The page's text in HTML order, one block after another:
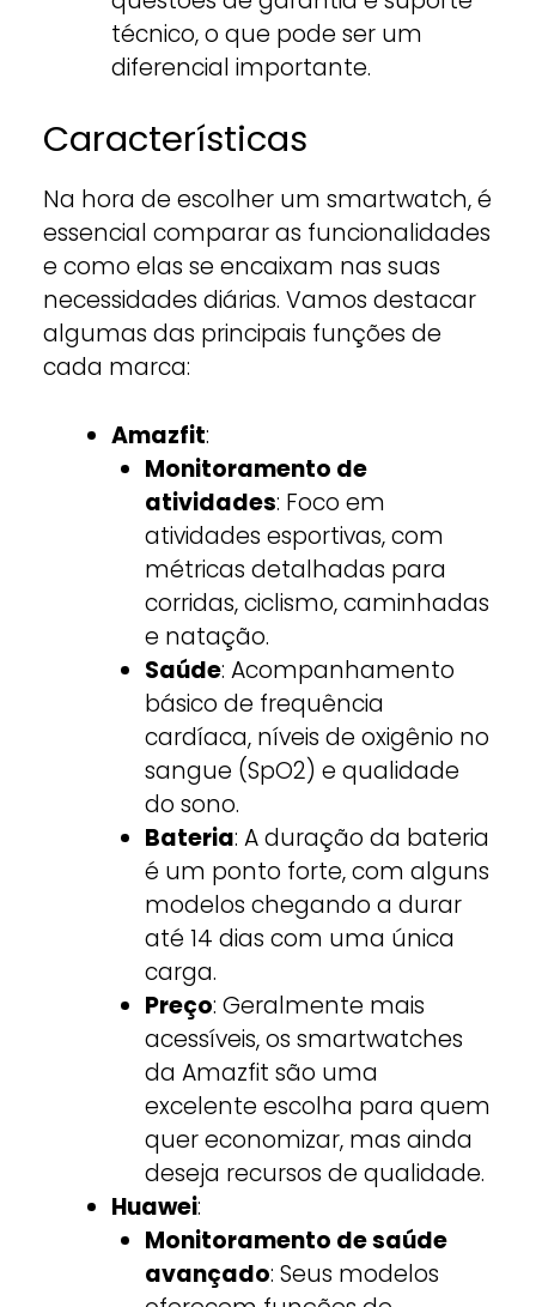
técnico, o que pode ser um
diferencial importante.
Características
Na hora de escolher um smartwatch, é
essencial comparar as funcionalidades
e como elas se encaixam nas suas
necessidades diárias. Vamos destacar
algumas das principais funções de
cada marca:
Amazfit:
Monitoramento de
atividades: Foco em
atividades esportivas, com
métricas detalhadas para
corridas, ciclismo, caminhadas
e natação.
Saúde: Acompanhamento
básico de frequência
cardíaca, níveis de oxigênio no
sangue (SpO2) e qualidade
do sono.
Bateria: A duração da bateria
é um ponto forte, com alguns
modelos chegando a durar
até 14 dias com uma única
carga.
Preço: Geralmente mais
acessíveis, os smartwatches
da Amazfit são uma
excelente escolha para quem
quer economizar, mas ainda
deseja recursos de qualidade.
Huawei:
Monitoramento de saúde
avançado: Seus modelos